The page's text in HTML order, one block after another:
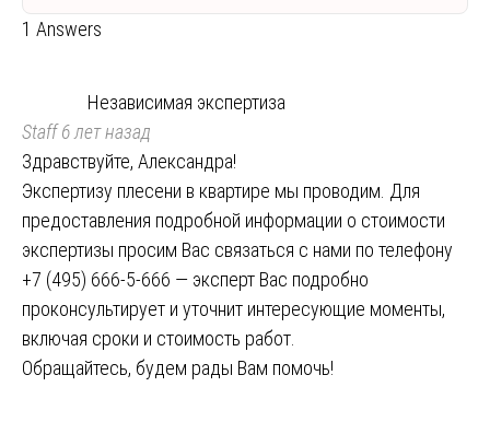
1 Answers
Независимая экспертиза
Staff6 лет назад
Здравствуйте, Александра!
Экспертизу плесени в квартире мы проводим. Для
предоставления подробной информации о стоимости
экспертизы просим Вас связаться с нами по телефону
+7 (495) 666-5-666 — эксперт Вас подробно
проконсультирует и уточнит интересующие моменты,
включая сроки и стоимость работ.
Обращайтесь, будем рады Вам помочь!